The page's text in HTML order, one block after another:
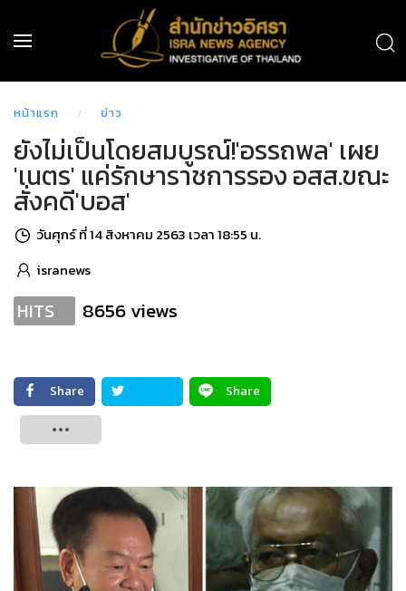
หน้าแรก ข่าว
ยังไม่เป็นโดยสมบูรณ์!'อรรถพล' เผย
'เนตร' แค่รักษาราชการรอง อสส.ขณะ
สั่งคดี'บอส'
วันศุกร์ ที่ 14 สิงหาคม 2563 เวลา 18:55 น.
isranews
HITS 8656 views
Share
Share